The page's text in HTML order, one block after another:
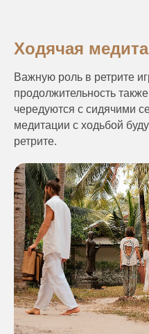
Ходячая
Важную роль в ретрите
продолжительность
чередуются с сидячими
медитации с ходьбой
ретрите.